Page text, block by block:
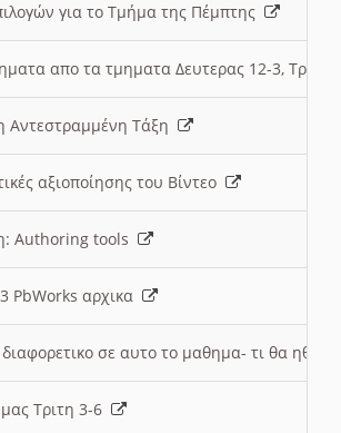
για το Τμήμα της Πέμπτης
απο τα τμηματα Δευτερας 12-3,
Αντεστραμμένη Τάξη
αξιοποίησης του Βίντεο
Authoring tools
PbWorks αρχικα
σε αυτο το μαθημα- τι θα
Τριτη 3-6